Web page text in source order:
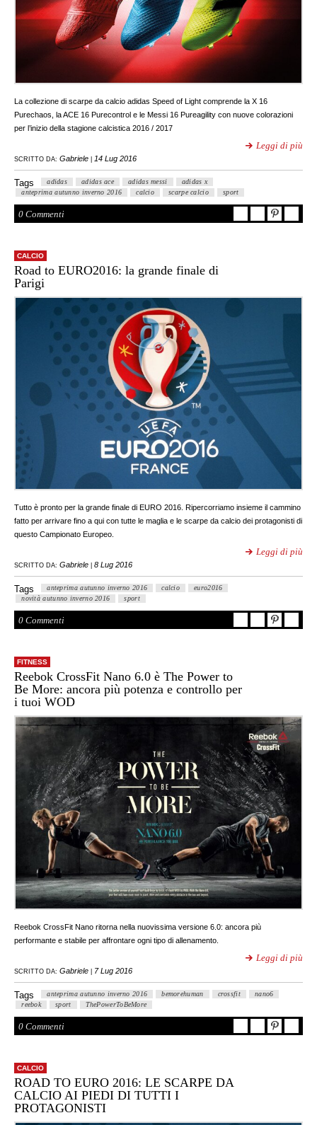
La collezione di scarpe da calcio adidas Speed of Light comprende la X 16
Purechaos, la ACE 16 Purecontrol e le Messi 16 Pureagility con nuove colorazioni
per l’inizio della stagione calcistica 2016 / 2017
Leggi di più
SCRITTO DA: Gabriele 14 Lug 2016
Tags adidas adidas ace adidas messi
adidas x
anteprima autunno inverno 2016
calcio scarpe calcio sport
0 Commenti
CALCIO
Road to EURO2016: la grande finale di
Parigi
Tutto è pronto per la grande finale di EURO 2016. Ripercorriamo insieme il cammino
fatto per arrivare fino a qui con tutte le maglia e le scarpe da calcio dei protagonisti di
questo Campionato Europeo.
Leggi di più
SCRITTO DA: Gabriele 8 Lug 2016
Tags anteprima autunno inverno 2016 calcio
euro2016
novità autunno inverno 2016
sport
0 Commenti
FITNESS
Reebok CrossFit Nano 6.0 è The Power to
Be More: ancora più potenza e controllo per
i tuoi WOD
Reebok CrossFit Nano ritorna nella nuovissima versione 6.0: ancora più
performante e stabile per affrontare ogni tipo di allenamento.
Leggi di più
SCRITTO DA: Gabriele 7 Lug 2016
Tags anteprima autunno inverno 2016 bemorehuman crossfit
nano6
reebok
sport ThePowerToBeMore
0 Commenti
CALCIO
ROAD TO EURO 2016: LE SCARPE DA
CALCIO AI PIEDI DI TUTTI I
PROTAGONISTI